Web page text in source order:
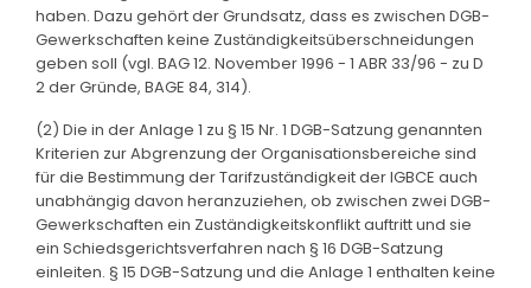
haben. Dazu gehört der Grundsatz, dass es zwischen DGB-
Gewerkschaften keine Zuständigkeitsüberschneidungen
geben soll (vgl. BAG 12. November 1996 - 1 ABR 33/96 - zu D
2 der Gründe, BAGE 84, 314).
(2) Die in der Anlage 1 zu § 15 Nr. 1 DGB-Satzung genannten
Kriterien zur Abgrenzung der Organisationsbereiche sind
für die Bestimmung der Tarifzuständigkeit der IGBCE auch
unabhängig davon heranzuziehen, ob zwischen zwei DGB-
Gewerkschaften ein Zuständigkeitskonflikt auftritt und sie
ein Schiedsgerichtsverfahren nach § 16 DGB-Satzung
einleiten. § 15 DGB-Satzung und die Anlage 1 enthalten keine